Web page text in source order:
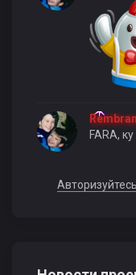
FARA, ку
Авторизуйтесь